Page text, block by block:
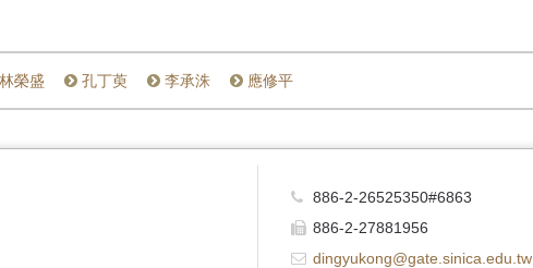
林榮盛 孔丁萸 李承洙 應修平
886-2-26525350#6863
886-2-27881956
dingyukong@gate.sinica.edu.tw